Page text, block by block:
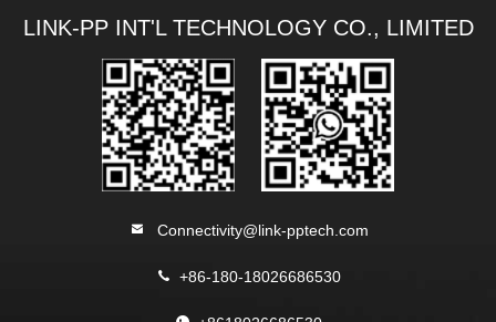
LINK-PP INT'L TECHNOLOGY CO., LIMITED
Connectivity@link-pptech.com
+86-180-18026686530